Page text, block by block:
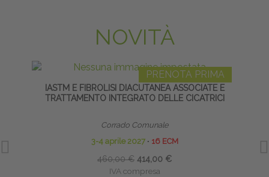
NOVITÀ
PRENOTA PRIMA
IASTM E FIBROLISI DIACUTANEA ASSOCIATE E
TRATTAMENTO INTEGRATO DELLE CICATRICI
Corrado Comunale
3-4 aprile 2027 ∙ 16 ECM
460,00 € 414,00 €
IVA compresa